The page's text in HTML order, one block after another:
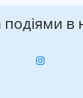
подіями